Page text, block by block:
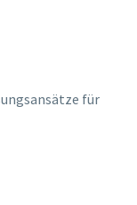
für